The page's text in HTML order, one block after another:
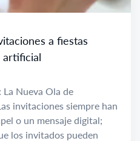
a fiestas
artificial
Nueva Ola de
invitaciones siempre han
o un mensaje digital;
los invitados pueden